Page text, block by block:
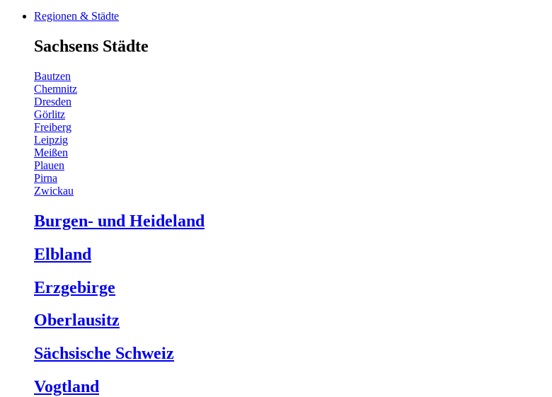
Regionen & Städte
Sachsens Städte
Bautzen
Chemnitz
Dresden
Görlitz
Freiberg
Leipzig
Meißen
Plauen
Pirna
Zwickau
Burgen- und Heideland
Elbland
Erzgebirge
Oberlausitz
Sächsische Schweiz
Vogtland